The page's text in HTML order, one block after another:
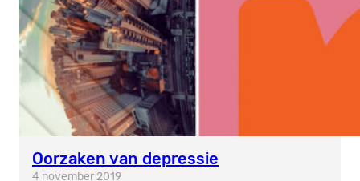
Oorzaken van depressie
4 november 2019